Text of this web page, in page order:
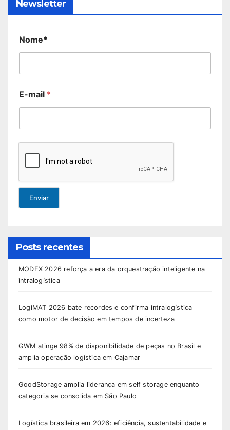
Newsletter
Nome*
E-mail *
Enviar
Posts recentes
MODEX 2026 reforça a era da orquestração inteligente na
intralogística
LogiMAT 2026 bate recordes e confirma intralogística
como motor de decisão em tempos de incerteza
GWM atinge 98% de disponibilidade de peças no Brasil e
amplia operação logística em Cajamar
GoodStorage amplia liderança em self storage enquanto
categoria se consolida em São Paulo
Logística brasileira em 2026: eficiência, sustentabilidade e